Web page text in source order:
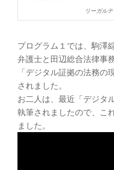
リーガル
プログラム１では、駒澤
弁護士と田辺総合法律事
「デジタル証拠の法務
されました。
お二人は、最近「デジタ
執筆されましたので、こ
ました。